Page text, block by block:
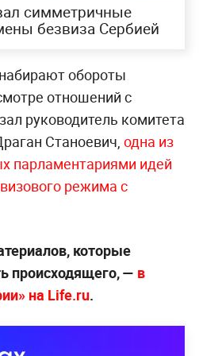
симметричные
безвиза Сербией
обороты
отношений с
руководитель комитета
Станоевич, одна из
парламентариями идей
режима с
которые
происходящего, — в
на Life.ru.